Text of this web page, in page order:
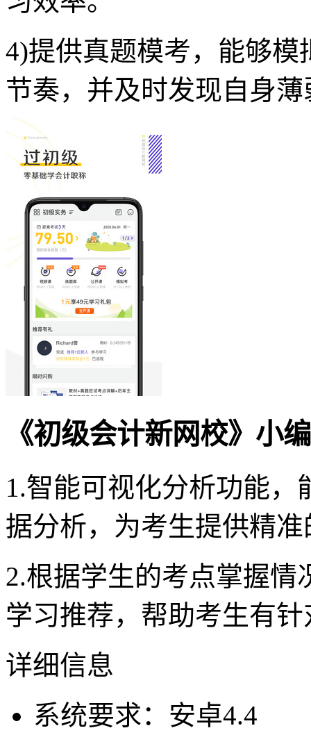
4)提供真题模考，能够
节奏，并及时发现自身薄
《初级会计新网校》小
1.智能可视化分析功能
据分析，为考生提供精
2.根据学生的考点掌握
学习推荐，帮助考生有
详细信息
系统要求：安卓4.4